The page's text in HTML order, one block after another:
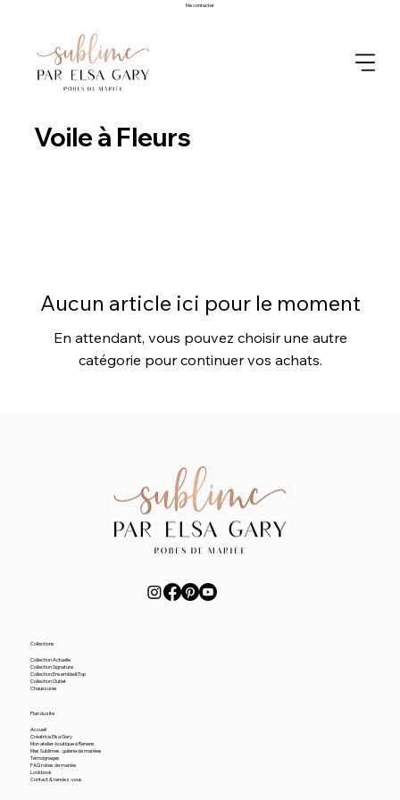
Me contacter
Voile à Fleurs
Aucun article ici pour le moment
En attendant, vous pouvez choisir une autre
catégorie pour continuer vos achats.
Collections
Collection Actuelle
Collection Signature
Collection Ensemble&Top
Collection Outlet
Chaussures
Plan du site
Accueil
Créatrice Elsa Gary
Mon atelier-boutique à Renens
Mes Sublimes : galerie de mariées
Témoignages
FAQ robes de mariée
Lookbook
Contact & rendez-vous